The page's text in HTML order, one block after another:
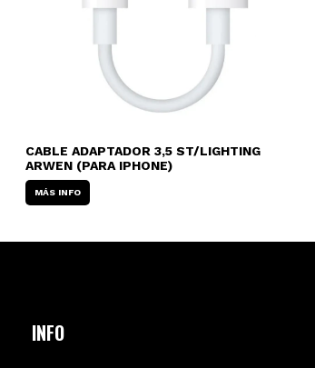
CABLE ADAPTADOR 3,5 ST/LIGHTING
ARWEN (PARA IPHONE)
MÁS INFO
INFO